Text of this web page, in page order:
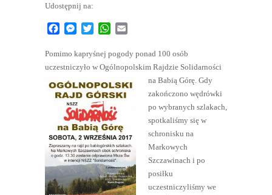
Udostępnij na:
FacebookMessenger
TwitterWhatsApp
Pomimo kapryśnej pogody ponad 100 osób
uczestniczyło w Ogólnopolskim Rajdzie Solidarności
na Babią Górę. Gdy
zakończono wędrówki
po wybranych szlakach,
spotkaliśmy się w
schronisku na
Markowych
Szczawinach i po
posiłku
uczestniczyliśmy we